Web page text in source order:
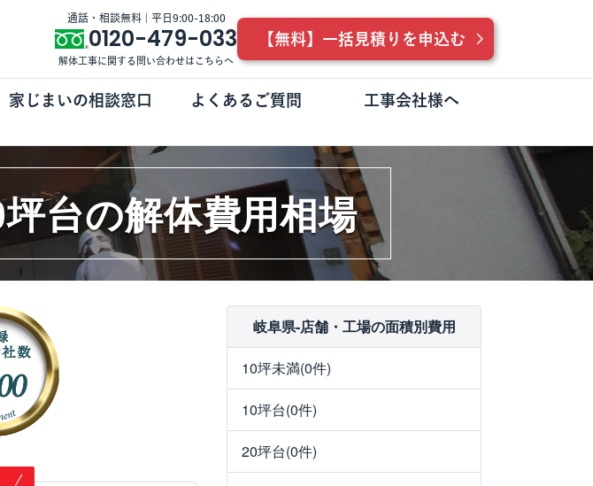
通話・相談無料 | 平日9:00-18:00
0120-479-033
解体工事に関する問い合わせはこちらへ
【無料】一括見積りを申込む
家じまいの相談窓口 よくあるご質問 工事会社様へ
台の解体費用相場
岐阜県-店舗・工場の面積別費用
10坪未満(0件)
10坪台(0件)
20坪台(0件)